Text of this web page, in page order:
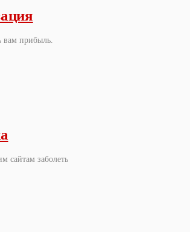
вам прибыль.
сайтам заболеть